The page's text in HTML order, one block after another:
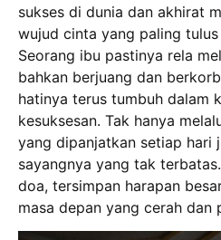
sukses di dunia dan akhirat
wujud cinta yang paling
Seorang ibu pastinya rela
bahkan berjuang dan
hatinya terus tumbuh dalam
kesuksesan. Tak hanya
yang dipanjatkan setiap hari
sayangnya yang tak
doa, tersimpan harapan
masa depan yang cerah dan